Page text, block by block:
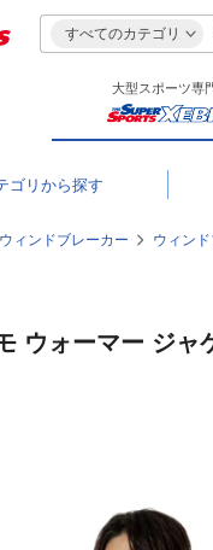
すべてのカテゴリ
大型スポーツ専
ゴリ
ウィンドブレーカー ウィン
ウォーマー ジ